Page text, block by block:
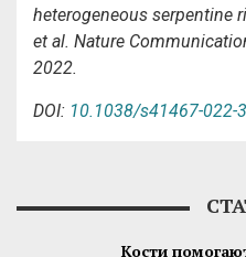
heterogeneous serpentine
et al. Nature
2022.
DOI: 10.1038/s41467-022-
Кости